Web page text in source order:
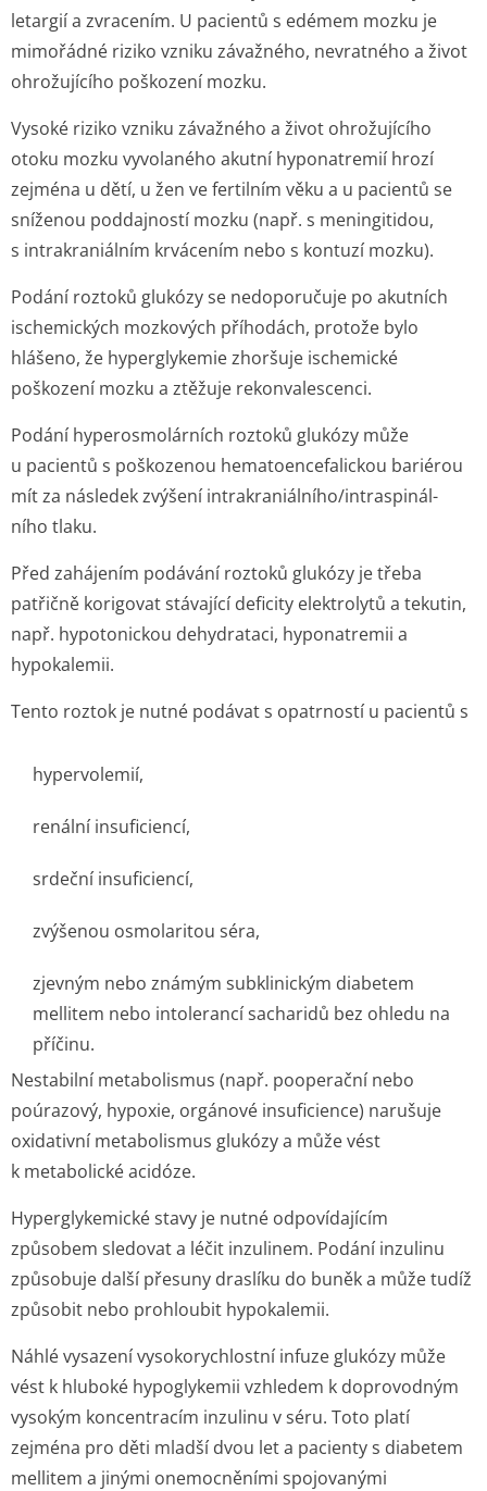
letargií a zvracením. U pacientů s edémem mozku je
mimořádné riziko vzniku závažného, nevratného a život
ohrožujícího poškození mozku.
Vysoké riziko vzniku závažného a život ohrožujícího
otoku mozku vyvolaného akutní hyponatremií hrozí
zejména u dětí, u žen ve fertilním věku a u pacientů se
sníženou poddajností mozku (např. s meningitidou,
s intrakraniálním krvácením nebo s kontuzí mozku).
Podání roztoků glukózy se nedoporučuje po akutních
ischemických mozkových příhodách, protože bylo
hlášeno, že hyperglykemie zhoršuje ischemické
poškození mozku a ztěžuje rekonvalescenci.
Podání hyperosmolárních roztoků glukózy může
u pacientů s poškozenou hematoencefalickou bariérou
mít za následek zvýšení intrakraniální­ho/intraspinál­
ního tlaku.
Před zahájením podávání roztoků glukózy je třeba
patřičně korigovat stávající deficity elektrolytů a tekutin,
např. hypotonickou dehydrataci, hyponatremii a
hypokalemii.
Tento roztok je nutné podávat s opatrností u pacientů s
hypervolemií,
renální insuficiencí,
srdeční insuficiencí,
zvýšenou osmolaritou séra,
zjevným nebo známým subklinickým diabetem
mellitem nebo intolerancí sacharidů bez ohledu na
příčinu.
Nestabilní metabolismus (např. pooperační nebo
poúrazový, hypoxie, orgánové insuficience) narušuje
oxidativní metabolismus glukózy a může vést
k metabolické acidóze.
Hyperglykemické stavy je nutné odpovídajícím
způsobem sledovat a léčit inzulinem. Podání inzulinu
způsobuje další přesuny draslíku do buněk a může tudíž
způsobit nebo prohloubit hypokalemii.
Náhlé vysazení vysokorychlostní infuze glukózy může
vést k hluboké hypoglykemii vzhledem k doprovodným
vysokým koncentracím inzulinu v séru. Toto platí
zejména pro děti mladší dvou let a pacienty s diabetem
mellitem a jinými onemocněními spojovanými